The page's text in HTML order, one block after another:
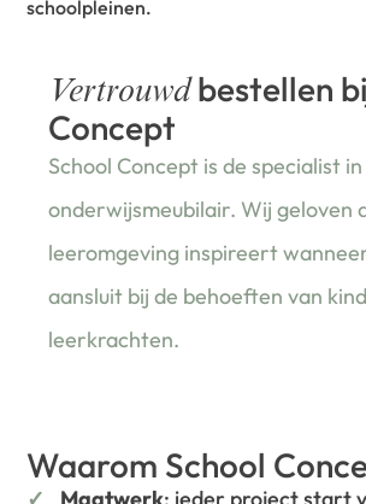
schoolpleinen.
Vertrouwdbestellen
Concept
School Concept is de specialist in
onderwijsmeubilair. Wij geloven
leeromgeving inspireert
aansluit bij de behoeften van
leerkrachten.
Waarom School
Maatwerk: ieder project start